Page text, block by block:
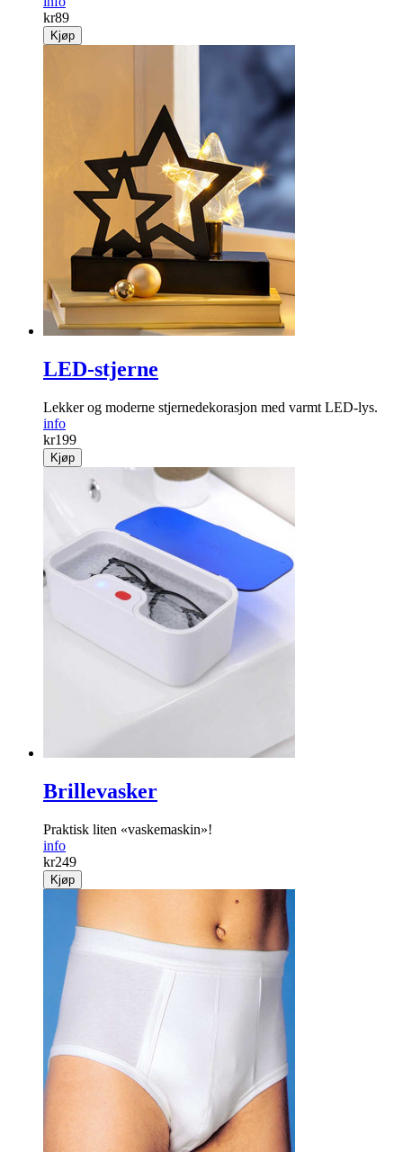
kr89
Kjøp
LED-stjerne
Lekker og moderne stjernedekorasjon med varmt LED-lys.
info
kr199
Kjøp
Brillevasker
Praktisk liten «vaskemaskin»!
info
kr249
Kjøp